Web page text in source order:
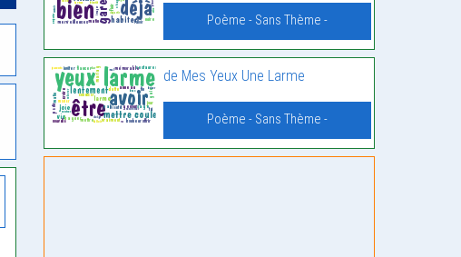
Poème - Sans Thème -
de Mes Yeux Une Larme
Poème - Sans Thème -